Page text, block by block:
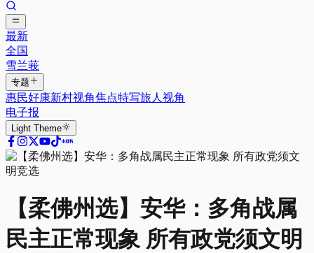
最新
全国
雪兰莪
专题
惠民好康新村视角焦点特写旅人视角
电子报
Light Theme
【柔佛州选】安华：多角战属
民主正常现象 所有政党须文明